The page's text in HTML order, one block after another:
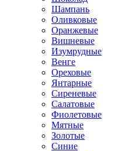
Шампань
Оливковые
Оранжевые
Вишневые
Изумрудные
Венге
Ореховые
Янтарные
Сиреневые
Салатовые
Фиолетовые
Мятные
Золотые
Синие